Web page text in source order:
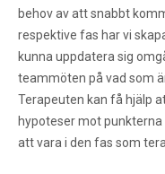
behov av att snabbt
respektive fas har vi
kunna uppdatera sig
teammöten på vad som
Terapeuten kan få hjälp
hypoteser mot
att vara i den fas som